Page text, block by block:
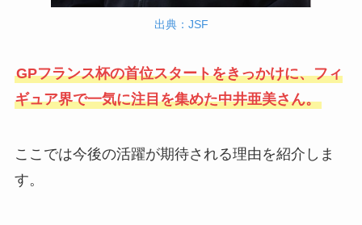
出典：JSF
GPフランス杯の首位スタートをきっかけに、フィ
ギュア界で一気に注目を集めた中井亜美さん。
ここでは今後の活躍が期待される理由を紹介しま
す。